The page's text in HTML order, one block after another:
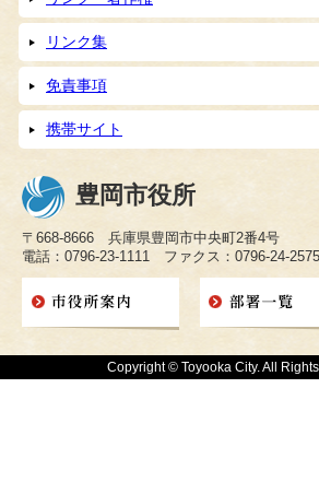
リンク集
免責事項
携帯サイト
豊岡市役所
〒668-8666 兵庫県豊岡市中央町2番4号
電話：0796-23-1111 ファクス：0796-24-2575
Copyright © Toyooka City. All Rights